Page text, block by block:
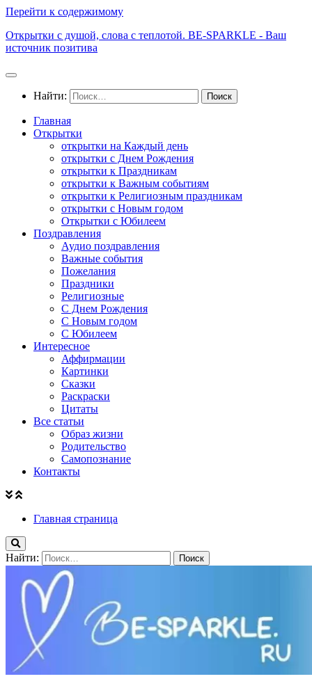
Перейти к содержимому
Открытки с душой, слова с теплотой. BE-SPARKLE - Ваш
источник позитива
Найти:
Главная
Открытки
открытки на Каждый день
открытки с Днем Рождения
открытки к Праздникам
открытки к Важным событиям
открытки к Религиозным праздникам
открытки с Новым годом
Открытки с Юбилеем
Поздравления
Аудио поздравления
Важные события
Пожелания
Праздники
Религиозные
С Днем Рождения
С Новым годом
С Юбилеем
Интересное
Аффирмации
Картинки
Сказки
Раскраски
Цитаты
Все статьи
Образ жизни
Родительство
Самопознание
Контакты
Главная страница
Найти: